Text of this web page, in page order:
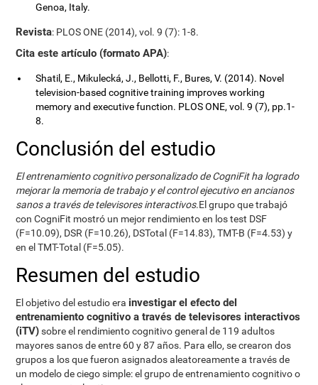
Genoa, Italy.
Revista: PLOS ONE (2014), vol. 9 (7): 1-8.
Cita este artículo (formato APA):
Shatil, E., Mikulecká, J., Bellotti, F., Bures, V. (2014). Novel
television-based cognitive training improves working
memory and executive function. PLOS ONE, vol. 9 (7), pp.1-
8.
Conclusión del estudio
El entrenamiento cognitivo personalizado de CogniFit ha logrado
mejorar la memoria de trabajo y el control ejecutivo en ancianos
sanos a través de televisores interactivos.El grupo que trabajó
con CogniFit mostró un mejor rendimiento en los test DSF
(F=10.09), DSR (F=10.26), DSTotal (F=14.83), TMT-B (F=4.53) y
en el TMT-Total (F=5.05).
Resumen del estudio
El objetivo del estudio era investigar el efecto del
entrenamiento cognitivo a través de televisores interactivos
(iTV)sobre el rendimiento cognitivo general de 119 adultos
mayores sanos de entre 60 y 87 años. Para ello, se crearon dos
grupos a los que fueron asignados aleatoreamente a través de
un modelo de ciego simple: el grupo de entrenamiento cognitivo o